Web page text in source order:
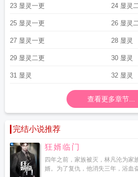
23 显灵一更 24 显灵
25 显灵一更 26 显灵
27 显灵一更 28 显灵
29 显灵二更 30 显灵
31 显灵 32 显灵
查看更多章节...
完结小说推荐
狂婿临门
四年之前，家族被灭，林凡沦为家
婿。为了复仇，他消失三年，浴血